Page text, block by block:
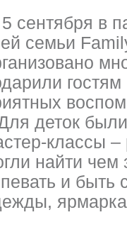
сентября в
семьи
деток были
классы
найти чем
и быть
ярмарка